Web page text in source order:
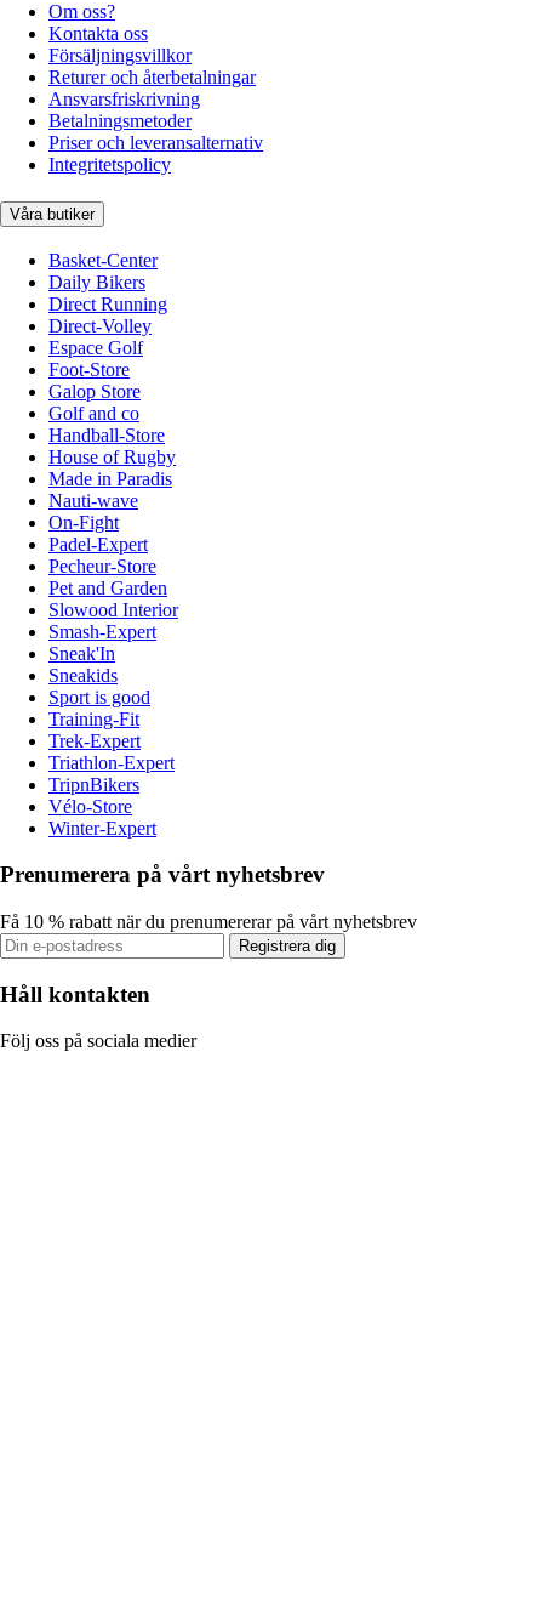
Om oss?
Kontakta oss
Försäljningsvillkor
Returer och återbetalningar
Ansvarsfriskrivning
Betalningsmetoder
Priser och leveransalternativ
Integritetspolicy
Våra butiker
Basket-Center
Daily Bikers
Direct Running
Direct-Volley
Espace Golf
Foot-Store
Galop Store
Golf and co
Handball-Store
House of Rugby
Made in Paradis
Nauti-wave
On-Fight
Padel-Expert
Pecheur-Store
Pet and Garden
Slowood Interior
Smash-Expert
Sneak'In
Sneakids
Sport is good
Training-Fit
Trek-Expert
Triathlon-Expert
TripnBikers
Vélo-Store
Winter-Expert
Prenumerera på vårt nyhetsbrev
Få 10 % rabatt när du prenumererar på vårt nyhetsbrev
Registrera dig
Håll kontakten
Följ oss på sociala medier